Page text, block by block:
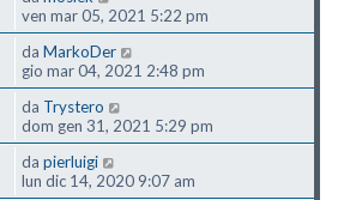
ven mar 05, 2021 5:22 pm
da MarkoDer
gio mar 04, 2021 2:48 pm
da Trystero
dom gen 31, 2021 5:29 pm
da pierluigi
lun dic 14, 2020 9:07 am